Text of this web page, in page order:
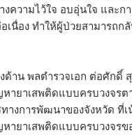
งความไว้ใจ อบอุ่นใจ และ
เนื่อง ทำให้ผู้ป่วยสามารถ
ด้าน พลตำรวจเอก ต่อศักดิ์
ายาเสพติดแบบครบวงจรต
างการพัฒนาของจังหวัด ที่
ายาเสพติดแบบครบวงจรข